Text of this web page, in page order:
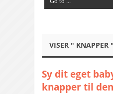
VISER " KNAPPER "
Sy dit eget
knapper til